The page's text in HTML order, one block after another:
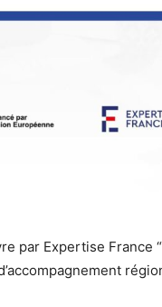
par Expertise France